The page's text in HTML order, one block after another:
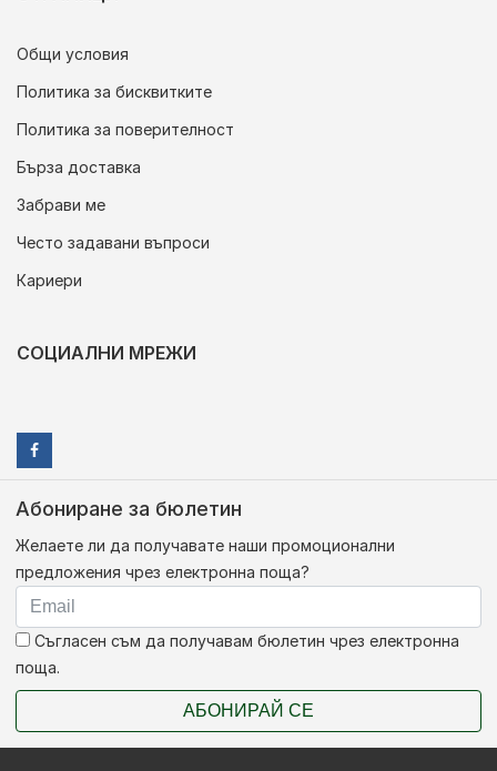
Общи условия
Политика за бисквитките
Политика за поверителност
Бърза доставка
Забрави ме
Често задавани въпроси
Кариери
СОЦИАЛНИ МРЕЖИ
Абониране за бюлетин
Желаете ли да получавате наши промоционални
предложения чрез електронна поща?
Съгласен съм да получавам бюлетин чрез електронна
поща.
АБОНИРАЙ СЕ